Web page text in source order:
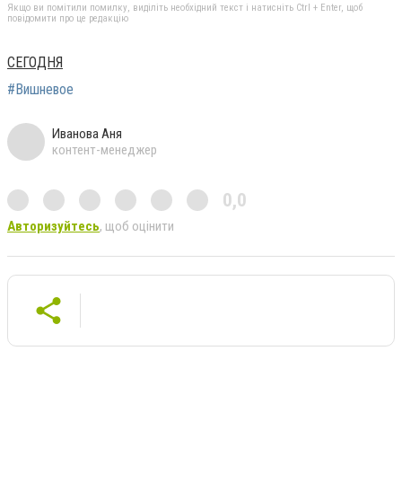
Якщо ви помітили помилку, виділіть необхідний текст і натисніть Ctrl + Enter, щоб
повідомити про це редакцію
СЕГОДНЯ
#Вишневое
Иванова Аня
контент-менеджер
0,0
Авторизуйтесь, щоб оцінити